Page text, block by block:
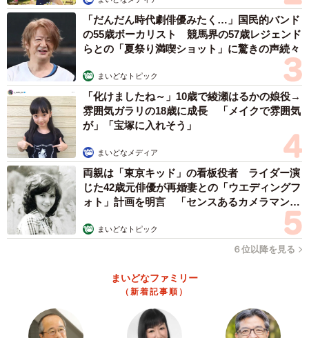
「だんだん時代劇俳優みたく…」国民的バンド
の55歳ボーカリスト 競馬界の57歳レジェンド
らとの「夏祭り満喫ショット」に驚きの声続々
まいどなトピック
「化けましたね～」10歳で綾瀬はるかの娘役→
雰囲気ガラリの18歳に成長 「メイクで雰囲気
が」「宝塚に入れそう」
まいどなメディア
両親は「東京キッド」の看板役者 ライダー演
じた42歳元俳優が再婚妻との「ウエディングフ
ォト」計画を明言 「センスあるカメラマン求
まいどなトピック
６位以降を見る
まいどなファミリー
（新着記事順）